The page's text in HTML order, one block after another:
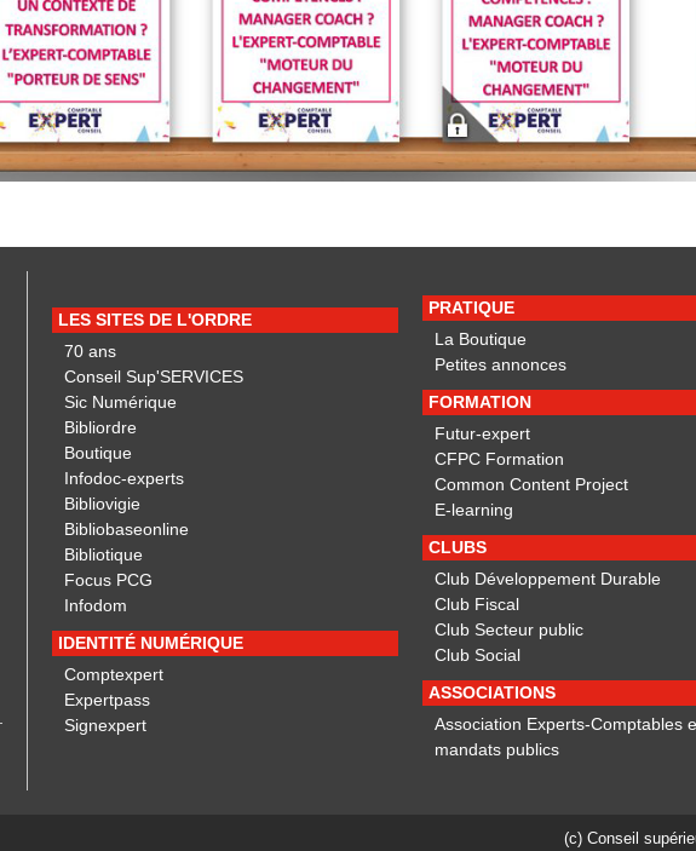
LES SITES DE L'ORDRE
70 ans
Conseil Sup'SERVICES
Sic Numérique
Bibliordre
Boutique
Infodoc-experts
Bibliovigie
Bibliobaseonline
Bibliotique
Focus PCG
Infodom
IDENTITÉ NUMÉRIQUE
Comptexpert
Expertpass
Signexpert
PRATIQUE
La Boutique
Petites annonces
FORMATION
Futur-expert
CFPC Formation
Common Content Project
E-learning
CLUBS
Club Développement Durable
Club Fiscal
Club Secteur public
Club Social
ASSOCIATIONS
Association Experts-Comptables
mandats publics
(c) Conseil